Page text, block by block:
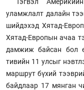
уламжлалт далайн
шийдэхэд Хятад-
Хятад-Европын ачаа
дамжиж байсан бол
тивийн 11 улсыг
маршрут бүхий
байдлаар 17 мянган